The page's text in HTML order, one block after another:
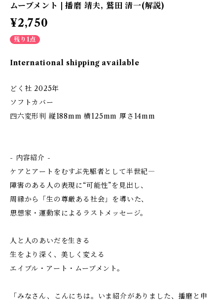
ムーブメント | 播磨 靖夫, 鷲田 清一(解説)
¥2,750
残り1点
International shipping available
どく社 2025年
ソフトカバー
四六変形判 縦188mm 横125mm 厚さ14mm
- 内容紹介 -
ケアとアートをむすぶ先駆者として半世紀―
障害のある人の表現に“可能性”を見出し、
周縁から「生の尊厳ある社会」を導いた、
思想家・運動家によるラストメッセージ。
人と人のあいだを生きる――
生をより深く、美しく変える
エイブル・アート・ムーブメント。
「みなさん、こんにちは。いま紹介がありました、播磨と申